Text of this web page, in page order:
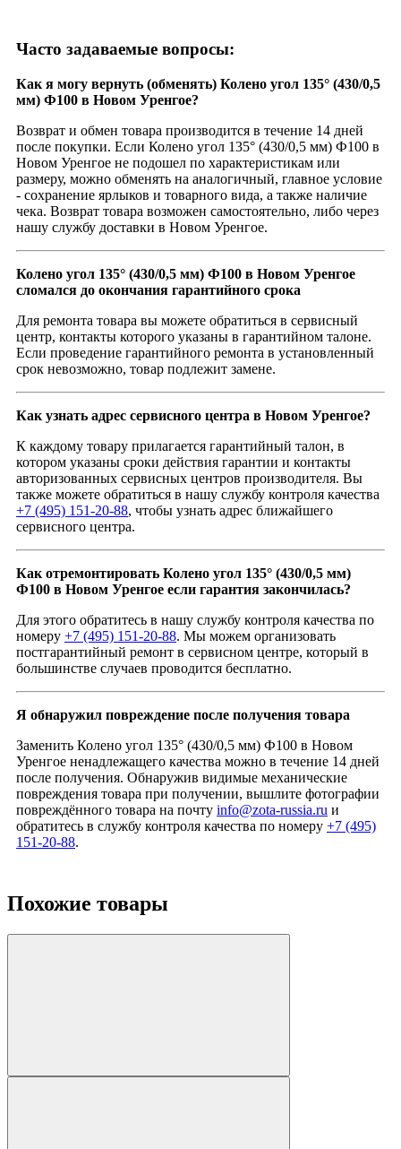
Часто задаваемые вопросы:
Как я могу вернуть (обменять) Колено угол 135° (430/0,5
мм) Ф100 в Новом Уренгое?
Возврат и обмен товара производится в течение 14 дней
после покупки. Если Колено угол 135° (430/0,5 мм) Ф100 в
Новом Уренгое не подошел по характеристикам или
размеру, можно обменять на аналогичный, главное условие
- сохранение ярлыков и товарного вида, а также наличие
чека. Возврат товара возможен самостоятельно, либо через
нашу службу доставки в Новом Уренгое.
Колено угол 135° (430/0,5 мм) Ф100 в Новом Уренгое
сломался до окончания гарантийного срока
Для ремонта товара вы можете обратиться в сервисный
центр, контакты которого указаны в гарантийном талоне.
Если проведение гарантийного ремонта в установленный
срок невозможно, товар подлежит замене.
Как узнать адрес сервисного центра в Новом Уренгое?
К каждому товару прилагается гарантийный талон, в
котором указаны сроки действия гарантии и контакты
авторизованных сервисных центров производителя. Вы
также можете обратиться в нашу службу контроля качества
+7 (495) 151-20-88, чтобы узнать адрес ближайшего
сервисного центра.
Как отремонтировать Колено угол 135° (430/0,5 мм)
Ф100 в Новом Уренгое если гарантия закончилась?
Для этого обратитесь в нашу службу контроля качества по
номеру +7 (495) 151-20-88. Мы можем организовать
постгарантийный ремонт в сервисном центре, который в
большинстве случаев проводится бесплатно.
Я обнаружил повреждение после получения товара
Заменить Колено угол 135° (430/0,5 мм) Ф100 в Новом
Уренгое ненадлежащего качества можно в течение 14 дней
после получения. Обнаружив видимые механические
повреждения товара при получении, вышлите фотографии
повреждённого товара на почту info@zota-russia.ru и
обратитесь в службу контроля качества по номеру +7 (495)
151-20-88.
Похожие товары